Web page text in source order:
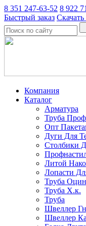
8 351 247-63-52 8 922
Быстрый заказ
Компания
Каталог
Арматура
Труба
Опт
Дуги Для
Столбики
Литой
Лопасти
Труба
Труба Х.к.
Труба
Швеллер
Швеллер